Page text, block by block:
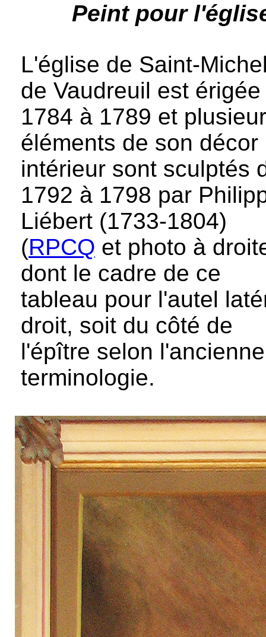
Peint pour
L'église de Saint-
de Vaudreuil est
1784 à 1789 et
éléments de son décor
intérieur sont sculptés
1792 à 1798 par
Liébert (1733-1804)
(RPCQ et photo à
dont le cadre de ce
tableau pour l'autel
droit, soit du côté de
l'épître selon l'ancienne
terminologie.